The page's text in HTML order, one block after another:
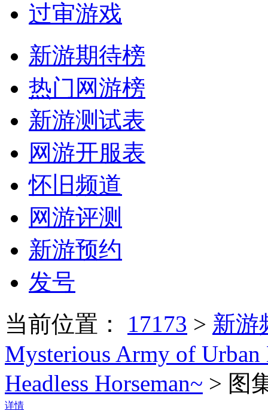
过审游戏
新游期待榜
热门网游榜
新游测试表
网游开服表
怀旧频道
网游评测
新游预约
发号
当前位置： 17173 > 新游
Mysterious Army of
Headless Horseman~ > 图
详情